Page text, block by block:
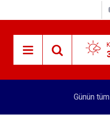
Merkez Bankası
Günün tüm